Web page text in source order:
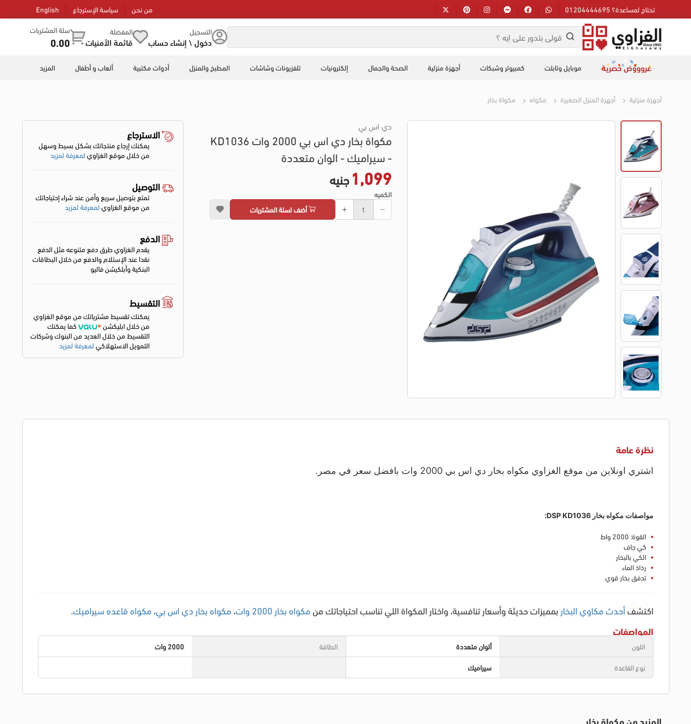
تحتاج لمساعدة؟ 01204444695 من نحن سياسة الإسترجاع English
التسجيل
دخول \ إنشاء حساب
المفضلة
قائمة الأمنيات
سلة المشتريات
0.00
عروووض حصرية موبايل وتابلت كمبيوتر وشبكات أجهزة منزلية الصحة والجمال إلكترونيات تلفزيونات وشاشات المطبخ والمنزل أدوات مكتبية ألعاب و أطفال المزيد
أجهزة منزلية أجهزة المنزل الصغيرة مكواه مكواة بخار
دي اس بي
مكواة بخار دي اس بي 2000 وات KD1036
- سيراميك - الوان متعددة
1,099 جنيه
الكميه
أضف لسلة المشتريات
الاسترجاع
يمكنك إرجاع منتجاتك بشكل بسيط وسهل
من خلال موقع الغزاويلمعرفة لمزيد
التوصيل
تمتع بتوصيل سريع وأمن عند شراء إحتياجاتك
من موقع الغزاويلمعرفة لمزيد
الدفع
يقدم الغزاوي طرق دفع متنوعه مثل الدفع
نقدا عند الإستلام والدفع من خلال البطاقات
البنكية وأبلكيشن فاليو
التقسيط
يمكنك تقسيط مشترياتك من موقع الغزاوي
من خلال ابليكشن
كما يمكنك
التقسيط من خلال العديد من البنوك وشركات
التمويل الاستهلاكيلمعرفة لمزيد
نظرة عامة
اشتري اونلاين من موقع الغزاوي مكواه بخار دي اس بي 2000 وات بافضل سعر في مصر.
مواصفات مكواه بخار DSP KD1036:
القوة: 2000 واط
كي جاف
الكي بالبخار
رذاذ الماء
تدفق بخار قوي
اكتشفأحدث مكاوي البخار بمميزات حديثة وأسعار تنافسية، واختار المكواة اللي تناسب احتياجاتك من مكواه بخار 2000 وات ، مكواه بخار دي اس بي، مكواه قاعده سيراميك.
المواصفات
اللون ألوان متعددة الطاقة
2000 وات
نوع القاعدة
سيراميك
المزيد من مكواة بخار